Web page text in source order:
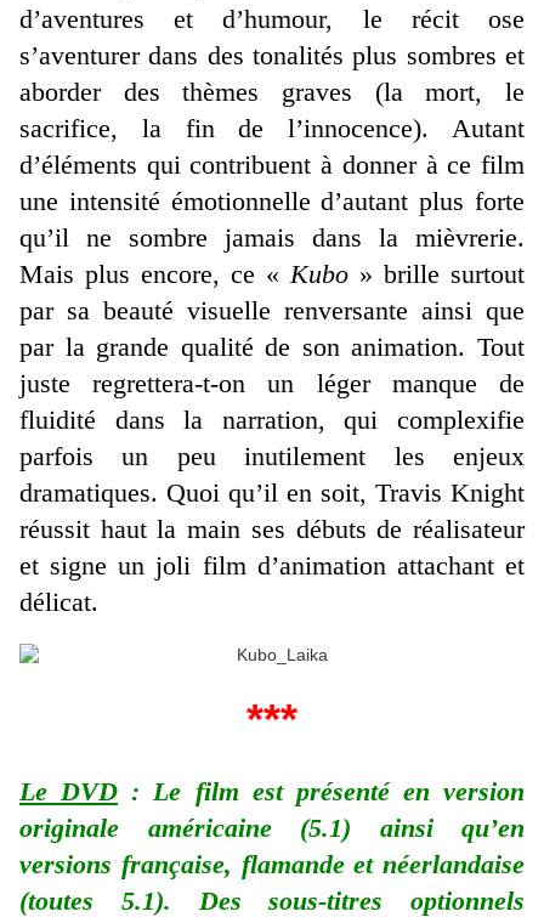
d’aventures et d’humour, le récit ose
s’aventurer dans des tonalités plus sombres et
aborder des thèmes graves (la mort, le
sacrifice, la fin de l’innocence). Autant
d’éléments qui contribuent à donner à ce film
une intensité émotionnelle d’autant plus forte
qu’il ne sombre jamais dans la mièvrerie.
Mais plus encore, ce «Kubo » brille surtout
par sa beauté visuelle renversante ainsi que
par la grande qualité de son animation. Tout
juste regrettera-t-on un léger manque de
fluidité dans la narration, qui complexifie
parfois un peu inutilement les enjeux
dramatiques. Quoi qu’il en soit, Travis Knight
réussit haut la main ses débuts de réalisateur
et signe un joli film d’animation attachant et
délicat.
***
Le DVD : Le film est présenté en version
originale américaine (5.1) ainsi qu’en
versions française, flamande et néerlandaise
(toutes 5.1). Des sous-titres optionnels